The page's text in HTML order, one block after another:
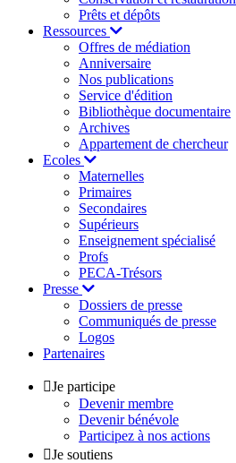
Prêts et dépôts
Ressources
Offres de médiation
Anniversaire
Nos publications
Service d'édition
Bibliothèque documentaire
Archives
Appartement de chercheur
Ecoles
Maternelles
Primaires
Secondaires
Supérieurs
Enseignement spécialisé
Profs
PECA-Trésors
Presse
Dossiers de presse
Communiqués de presse
Logos
Partenaires
Je participe
Devenir membre
Devenir bénévole
Participez à nos actions
Je soutiens